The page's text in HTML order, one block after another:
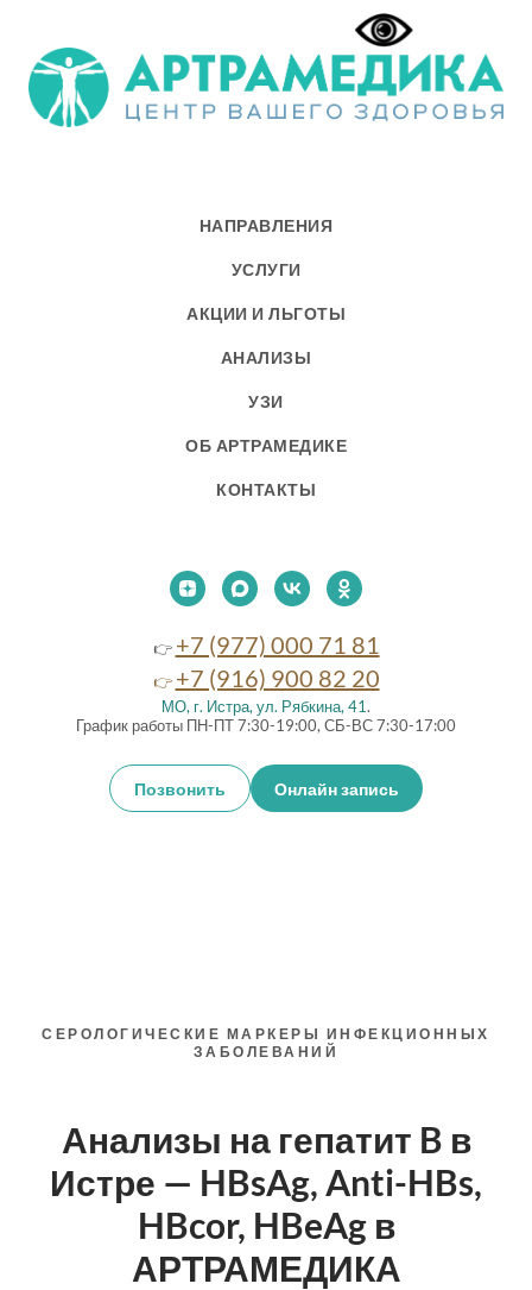
НАПРАВЛЕНИЯ
УСЛУГИ
АКЦИИ И ЛЬГОТЫ
АНАЛИЗЫ
УЗИ
ОБ АРТРАМЕДИКЕ
КОНТАКТЫ
👉 +7 (977) 000 71 81
👉 +7 (916) 900 82 20
МО, г. Истра, ул. Рябкина, 41.
График работы ПН-ПТ 7:30-19:00, СБ-ВС 7:30-17:00
Позвонить Онлайн запись
СЕРОЛОГИЧЕСКИЕ МАРКЕРЫ ИНФЕКЦИОННЫХ
ЗАБОЛЕВАНИЙ
Анализы на гепатит B в
Истре — HBsAg, Anti-HBs,
HBcor, HBeAg в
АРТРАМЕДИКА